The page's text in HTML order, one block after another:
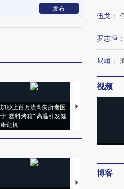
发布
加沙上百万流离失所者困
于“塑料烤箱” 高温引发健
康危机
视线｜HYROX的
【推广】走进第四
伍戈 ：
罗志恒 ：
易峘 ：
视频
博客